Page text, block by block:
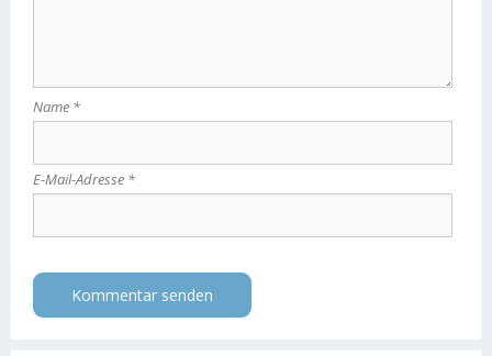
Name *
E-Mail-Adresse *